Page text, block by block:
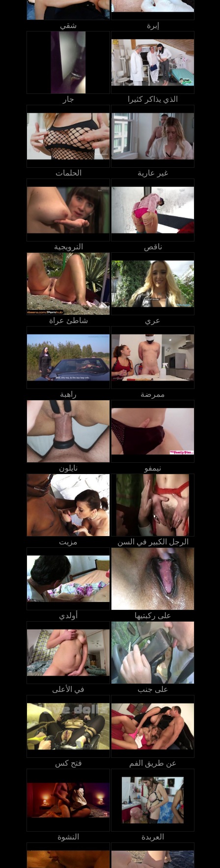
شقي إبرة
جار الذي يذاكر كثيرا
الحلمات غير عارية
النرويجية ناقص
شاطئ عراة عري
راهبة ممرضة
نايلون نيمفو
مزيت الرجل الكبير في السن
أولدي على ركبتيها
في الأعلى على جنب
فتح كس عن طريق الفم
النشوة العربدة